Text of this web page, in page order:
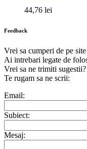
44,76 lei
Feedback
Vrei sa cumperi de pe
Ai intrebari legate de
Vrei sa ne trimiti sugestii?
Te rugam sa ne scrii:
Email:
Subiect:
Mesaj: